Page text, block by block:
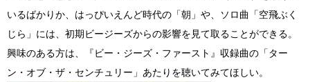
いるばかりか、はっぴいえんど時代の「朝」や、ソロ曲「空飛ぶく
じら」には、初期ビージーズからの影響を見て取ることができる。
興味のある方は、『ビー・ジーズ・ファースト』収録曲の「ター
ン・オブ・ザ・センチュリー」あたりを聴いてみてほしい。